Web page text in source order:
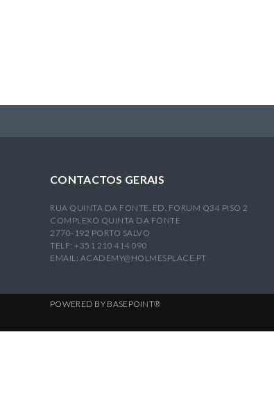
CONTACTOS GERAIS
RUA QUINTA DA FONTE, ED. FORUM Q34 PISO 2
COMPLEXO QUINTA DA FONTE
2770-192 PORTO SALVO
TELF: +351 210 414 090
EMAIL: ACADEMY@HOLMESPLACE.PT
POWERED BY BASEPOINT®